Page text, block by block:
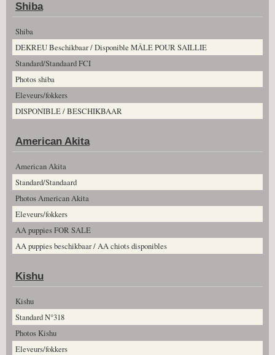
Shiba
Shiba
DEKREU Beschikbaar / Disponible MÂLE POUR SAILLIE
Standard/Standaard FCI
Photos shiba
Eleveurs/fokkers
DISPONIBLE / BESCHIKBAAR
American Akita
American Akita
Standard/Standaard
Photos American Akita
Eleveurs/fokkers
AA puppies FOR SALE
AA puppies beschikbaar / AA chiots disponibles
Kishu
Kishu
Standard N°318
Photos Kishu
Eleveurs/fokkers